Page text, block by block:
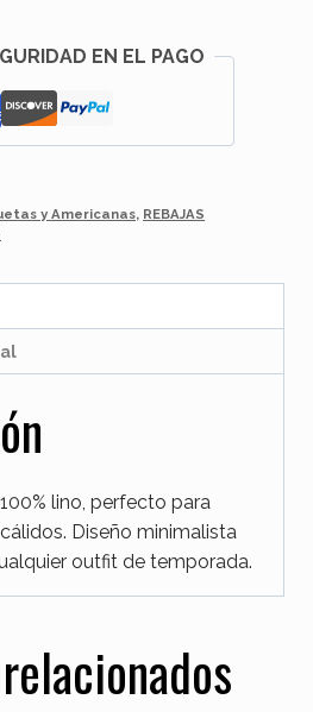
EN EL PAGO
y Americanas, REBAJAS
lino, perfecto para
Diseño minimalista
outfit de temporada.